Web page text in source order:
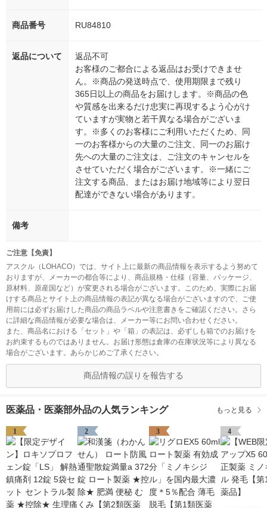
商品番号 RU84810
返品について
返品不可
お客様のご都合による返品はお受けできませ
ん。※商品の発送時点で、使用期限まで残り
365日以上の商品をお届けします。※商品の色
や質感を出来るだけ忠実に再現するよう心がけ
ていますが実物と若干異なる場合がございま
す。※多くのお客様にご利用いただくため、同
一のお客様からの大量のご注文、同一のお届け
先への大量のご注文は、ご注文のキャンセルを
させていただく場合がございます。※一緒にご
注文する商品、またはお届け地域等により翌日
配達ができない場合があります。
備考
ご注意【免責】
アスクル（LOHACO）では、サイト上に最新の商品情報を表示するよう努めて
おりますが、メーカーの都合等により、商品規格・仕様（容量、パッケージ、
原材料、原産国など）が変更される場合がございます。このため、実際にお届
けする商品とサイト上の商品情報の表記が異なる場合がございますので、ご使
用前には必ずお届けした商品の商品ラベルや注意書きをご確認ください。さら
に詳細な商品情報が必要な場合は、メーカー等にお問い合わせください。
また、商品名における「セット」や「箱」の表記は、必ずしも箱でのお届けを
お約束するものではありません。お届け形態は倉庫の在庫状況等により異なる
場合がございます。あらかじめご了承ください。
商品情報の誤りを報告する
医薬品・医薬部外品の人気ランキング もっと見る
1 2 3 4